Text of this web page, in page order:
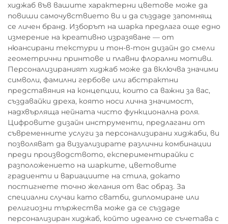
хиджаб във вашите характерни цветове може да
повиши самочувствието ви и да създаде запомнящ
се личен бранд. Изборът на шарка предлага още едно
измерение на креативно изразяване — от
нюансирани текстури и тон-в-тон дизайн до смели
геометрични принтове и плавни флорални мотиви.
Персонализираният хиджаб може да включва значими
символи, фамилни гербове или абстрактни
представяния на концепции, които са важни за вас,
създавайки дреха, която носи лична значимост,
надхвърляща нейната чисто функционална роля.
Цифровите дизайн инструменти, предлагани от
съвременните услуги за персонализирани хиджаби, ви
позволяват да визуализирате различни комбинации
преди производството, експериментирайки с
разположението на шарките, цветовите
градиенти и вариациите на стила, докато
постигнете точно желания от вас образ. За
специални случаи като сватби, дипломиране или
религиозни тържества може да се създаде
персонализиран хиджаб, който идеално се съчетава с